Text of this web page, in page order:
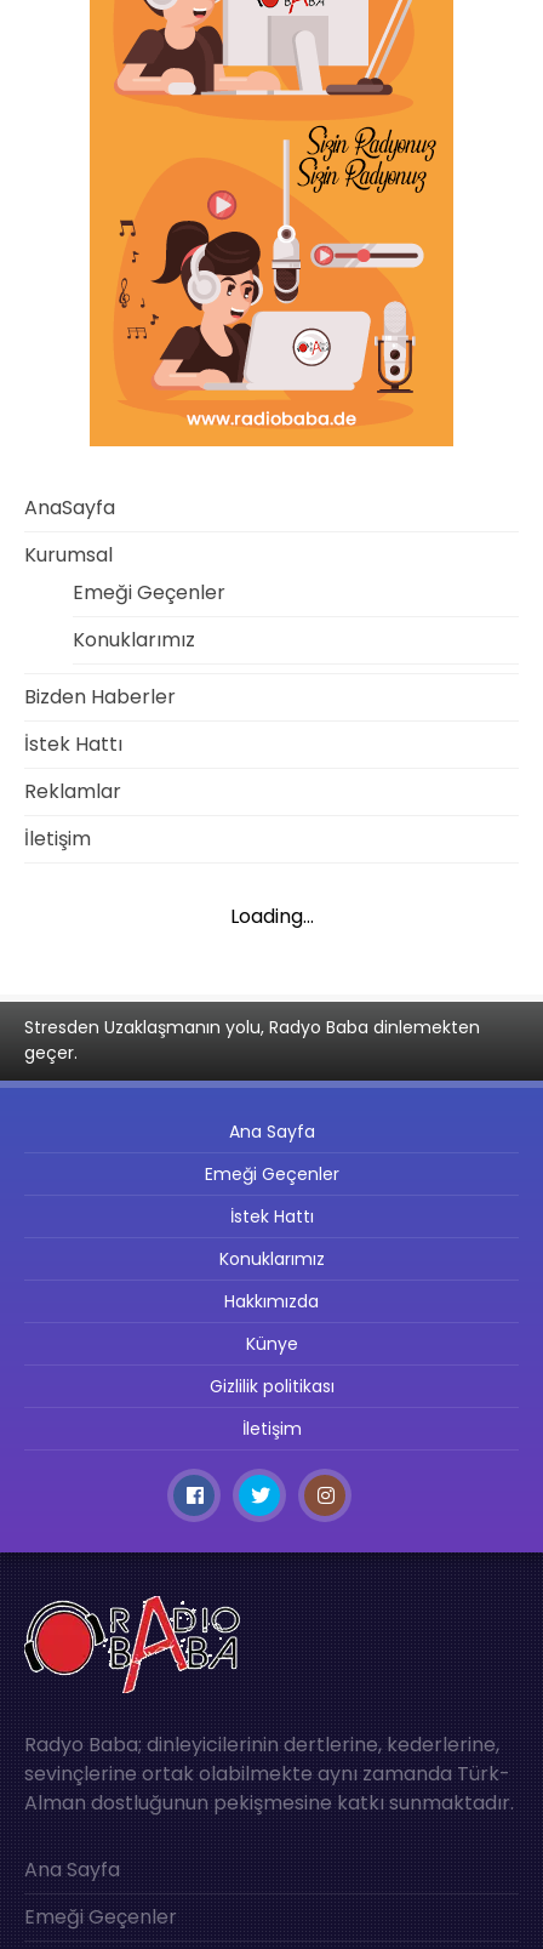
AnaSayfa
Kurumsal
Emeği Geçenler
Konuklarımız
Bizden Haberler
İstek Hattı
Reklamlar
İletişim
Loading...
Stresden Uzaklaşmanın yolu, Radyo Baba dinlemekten
geçer.
Ana Sayfa
Emeği Geçenler
İstek Hattı
Konuklarımız
Hakkımızda
Künye
Gizlilik politikası
İletişim
Radyo Baba; dinleyicilerinin dertlerine, kederlerine,
sevinçlerine ortak olabilmekte aynı zamanda Türk-
Alman dostluğunun pekişmesine katkı sunmaktadır.
Ana Sayfa
Emeği Geçenler